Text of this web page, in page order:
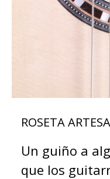
ROSETA
Un guiño a
que los